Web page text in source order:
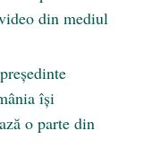
din mediul
își
o parte din